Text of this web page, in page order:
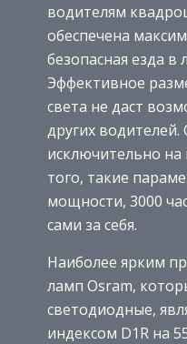
водителям
обеспечена
безопасная езда
Эффективное
света не даст
других
исключительно
того, такие
мощности, 3000
сами за себя.
Наиболее ярким
ламп Osram,
светодиодные,
индексом D1R на